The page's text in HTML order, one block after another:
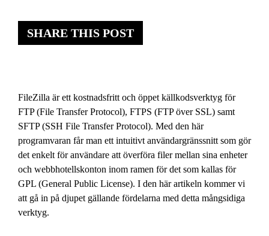
SHARE THIS POST
FileZilla är ett kostnadsfritt och öppet källkodsverktyg för
FTP (File Transfer Protocol), FTPS (FTP över SSL) samt
SFTP (SSH File Transfer Protocol). Med den här
programvaran får man ett intuitivt användargränssnitt som gör
det enkelt för användare att överföra filer mellan sina enheter
och webbhotellskonton inom ramen för det som kallas för
GPL (General Public License). I den här artikeln kommer vi
att gå in på djupet gällande fördelarna med detta mångsidiga
verktyg.